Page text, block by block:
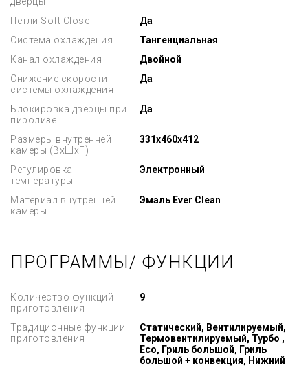
Петли Soft Close
Да
Система охлаждения
Тангенциальная
Канал охлаждения
Двойной
Снижение скорости
системы охлаждения
Да
Блокировка дверцы при
пиролизе
Да
Размеры внутренней
камеры (ВхШхГ)
331x460x412
Регулировка
температуры
Электронный
Материал внутренней
камеры
Эмаль Ever Clean
ПРОГРАММЫ/ ФУНКЦИИ
Количество функций
приготовления
9
Традиционные функции
приготовления
Статический, Вентилируемый,
Термовентилируемый, Турбо ,
Eco, Гриль большой, Гриль
большой + конвекция, Нижний